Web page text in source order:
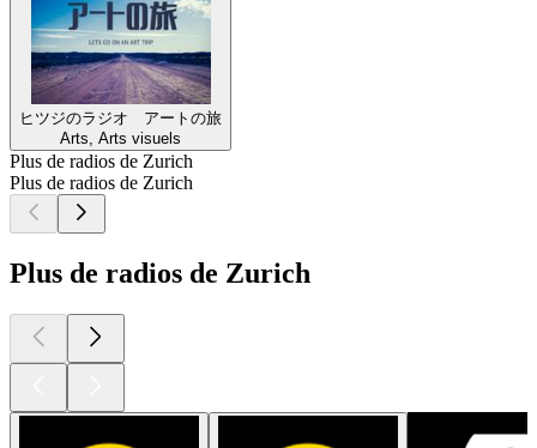
ヒツジのラジオ アートの旅
Arts, Arts visuels
Plus de radios de Zurich
Plus de radios de Zurich
Plus de radios de Zurich